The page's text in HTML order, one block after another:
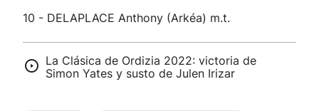
10 - DELAPLACE Anthony (Arkéa) m.t.
La Clásica de Ordizia 2022: victoria de
Simon Yates y susto de Julen Irizar